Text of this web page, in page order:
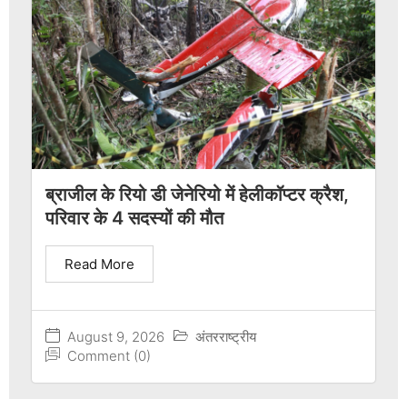
ब्राजील के रियो डी जेनेरियो में हेलीकॉप्टर क्रैश,
परिवार के 4 सदस्यों की मौत
August 9, 2026
अंतरराष्ट्रीय
Comment (0)
Read More